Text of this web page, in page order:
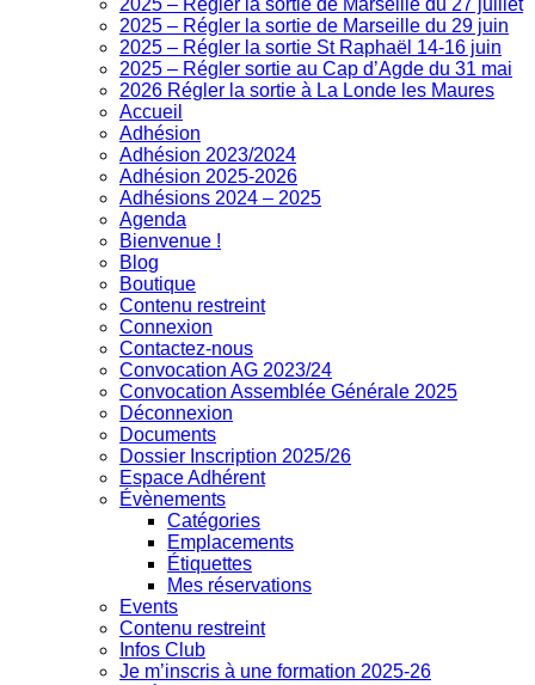
2025 – Régler la sortie de Marseille du 27 juillet
2025 – Régler la sortie de Marseille du 29 juin
2025 – Régler la sortie St Raphaël 14-16 juin
2025 – Régler sortie au Cap d’Agde du 31 mai
2026 Régler la sortie à La Londe les Maures
Accueil
Adhésion
Adhésion 2023/2024
Adhésion 2025-2026
Adhésions 2024 – 2025
Agenda
Bienvenue !
Blog
Boutique
Contenu restreint
Connexion
Contactez-nous
Convocation AG 2023/24
Convocation Assemblée Générale 2025
Déconnexion
Documents
Dossier Inscription 2025/26
Espace Adhérent
Évènements
Catégories
Emplacements
Étiquettes
Mes réservations
Events
Contenu restreint
Infos Club
Je m’inscris à une formation 2025-26